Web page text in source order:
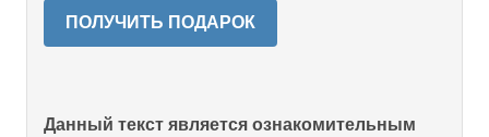
ПОЛУЧИТЬ ПОДАРОК
Данный текст является ознакомительным